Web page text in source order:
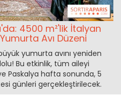
4500 m²'lik İtalyan
Avı Düzeni
yumurta avını yeniden
Bu etkinlik, tüm aileyi
Paskalya hafta sonunda, 5
günleri gerçekleştirilecek.